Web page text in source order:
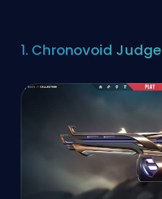
1. Chronovoid Judge